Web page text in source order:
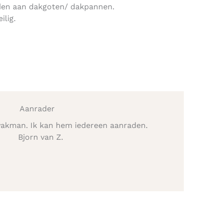
aan dakgoten/ dakpannen.
Aanrader
Ik kan hem iedereen aanraden.
Bjorn van Z.